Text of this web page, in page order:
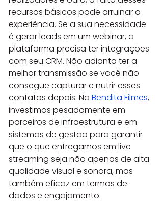
recursos básicos pode arruinar a
experiência. Se a sua necessidade
é gerar leads em um webinar, a
plataforma precisa ter integrações
com seu CRM. Não adianta ter a
melhor transmissão se você não
consegue capturar e nutrir esses
contatos depois. Na Bendita Filmes,
investimos pesadamente em
parceiros de infraestrutura e em
sistemas de gestão para garantir
que o que entregamos em live
streaming seja não apenas de alta
qualidade visual e sonora, mas
também eficaz em termos de
dados e engajamento.